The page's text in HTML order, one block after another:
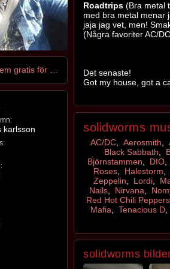
karlsson
Roadtrips (Bra metal
med bra metal menar
jaja jag vet, men!
(Några favoriter AC/
Det senaste!
Got my house, got a
solidworms
AC/DC Aerosmith
Black Sabbath
Björnstammen
DIO,
Roses, Halestorm
Zeppelin
Lordi,
Nails, Nirvana
Red Hot Chili Peppers
Mafia
Tenacious D,
solidworms